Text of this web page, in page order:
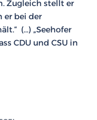
Zugleich stellt er
er bei der
(…) „Seehofer
CDU und CSU in